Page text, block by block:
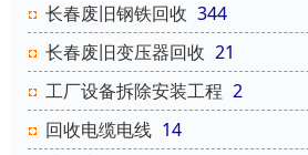
长春废旧钢铁回收 344
长春废旧变压器回收 21
工厂设备拆除安装工程 2
回收电缆电线 14